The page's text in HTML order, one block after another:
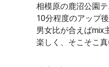
相模原の鹿沼公園
10分程度のアップ
男女比が合えばmix
楽しく、そこそこ